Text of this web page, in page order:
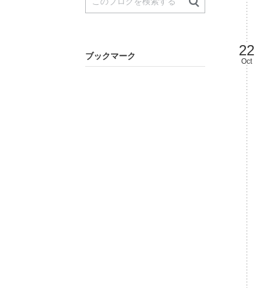
22
Oct
ブックマーク